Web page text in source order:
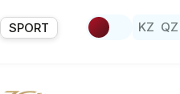
SPORT KZ QZ